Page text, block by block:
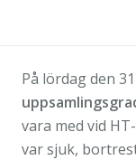
På lördag den
vara med vid
var sjuk,